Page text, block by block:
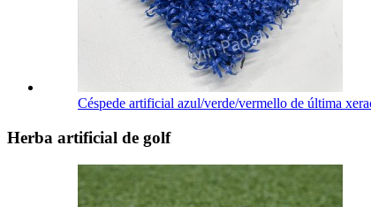
Céspede artificial azul/verde/vermello de última
Herba artificial de golf